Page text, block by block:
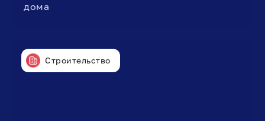
дома
Строительство